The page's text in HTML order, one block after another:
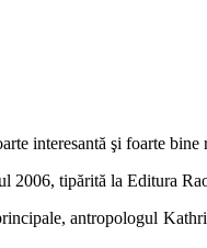
interesantă şi foarte
2006, tipărită la Editura
antropologul